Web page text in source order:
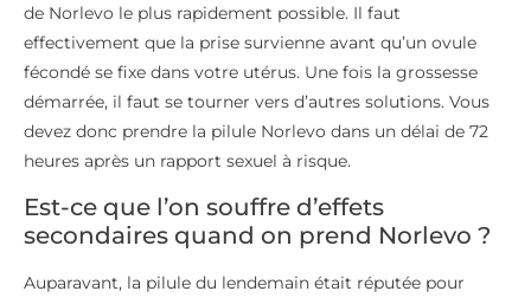
de Norlevo le plus rapidement possible. Il faut
effectivement que la prise survienne avant qu’un ovule
fécondé se fixe dans votre utérus. Une fois la grossesse
démarrée, il faut se tourner vers d’autres solutions. Vous
devez donc prendre la pilule Norlevo dans un délai de 72
heures après un rapport sexuel à risque.
Est-ce que l’on souffre d’effets
secondaires quand on prend Norlevo ?
Auparavant, la pilule du lendemain était réputée pour